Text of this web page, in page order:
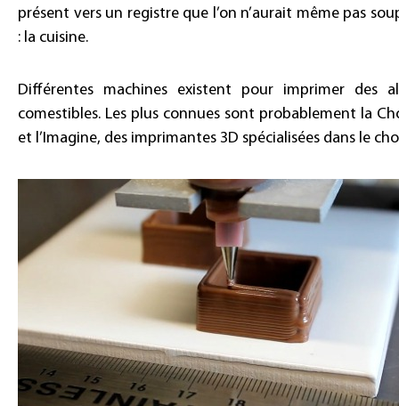
présent vers un registre que l’on n’aurait même pas
: la cuisine.
Différentes machines existent pour imprimer des
comestibles. Les plus connues sont probablement la
et l’Imagine, des imprimantes 3D spécialisées dans le